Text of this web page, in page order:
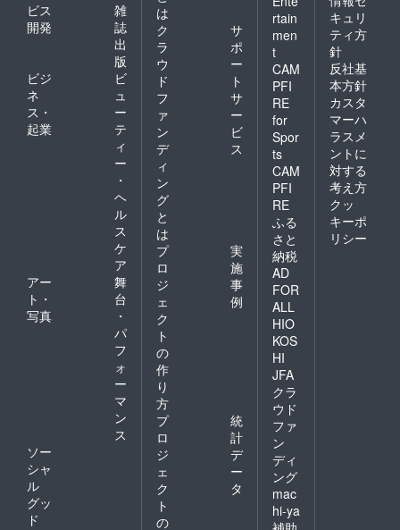
いった、施設の屋内空間で
は失われやすい匂いと感覚
があるからです。それらは
入所者にとって、かつての
暮らしや身体記憶に触れる
契機となります。同時に私
たち職員にとっても、施設
を単なる就労場所ではな
く、入所者とともに暮らし
を育てる場所として感じ直
す機会となります。 とら
いふぁーむへの散歩は、単
なる気分転換にとどまら
ず、無臭化・管理化・効率
化された世の中に、生活の
匂いと季節の記憶を取り戻
す実践であるといえるかも
しれません。 とらい
ふぁーむ事業が始まって、
もうすぐ4年になります。ま
だ構想段階であった頃か
の限りでご
ざいます。
どうぞよろ
しくお願い
申し上げま
す。
ビス
開発
雑
誌
出
版
ビジ
ネ
ス・
起業
ビ
ュ
ー
テ
ィ
ー
・
ヘ
ル
ス
ケ
ア
アー
ト・
写真
舞
台
・
パ
フ
ォ
ー
マ
ン
ス
ソー
シャ
ル
グッ
ド
は
ク
ラ
ウ
ド
フ
ァ
ン
デ
ィ
ン
グ
と
は
サ
ポ
ー
ト
サ
ー
ビ
ス
プ
ロ
ジ
ェ
ク
ト
の
作
り
方
実
施
事
例
プ
ロ
ジ
ェ
ク
ト
の
統
計
デ
ー
タ
rtain
men
t
CAM
PFI
RE
for
Spor
ts
CAM
PFI
RE
ふる
さと
納税
AD
FOR
ALL
HIO
KOS
HI
JFA
クラ
ウド
ファ
ン
ディ
ング
mac
hi-ya
キュリ
ティ方
針
反社基
本方針
カスタ
マーハ
ラスメ
ントに
対する
考え方
クッ
キーポ
リシー